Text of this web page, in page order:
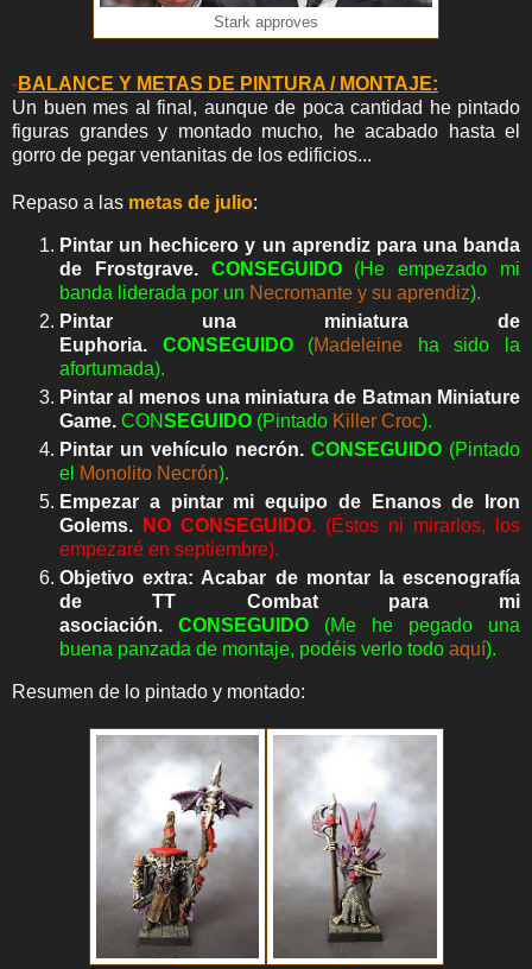
Stark approves
-BALANCE Y METAS DE PINTURA / MONTAJE:
Un buen mes al final, aunque de poca cantidad he pintado
figuras grandes y montado mucho, he acabado hasta el
gorro de pegar ventanitas de los edificios...
Repaso a las metas de julio:
Pintar un hechicero y un aprendiz para una banda
de Frostgrave. CONSEGUIDO (He empezado mi
banda liderada por un Necromante y su aprendiz).
Pintar una miniatura de
Euphoria. CONSEGUIDO (Madeleine ha sido la
afortumada).
Pintar al menos una miniatura de Batman Miniature
Game. CONSEGUIDO (Pintado Killer Croc).
Pintar un vehículo necrón. CONSEGUIDO (Pintado
el Monolito Necrón).
Empezar a pintar mi equipo de Enanos de Iron
Golems.
NO CONSEGUIDO. (Éstos ni mirarlos, los
empezaré en septiembre).
Objetivo extra: Acabar de montar la escenografía
de TT Combat para mi
asociación. CONSEGUIDO (Me he pegado una
buena panzada de montaje, podéis verlo todo aquí).
Resumen de lo pintado y montado: